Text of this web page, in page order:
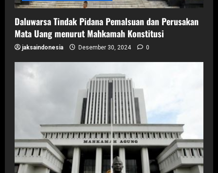
Daluwarsa Tindak Pidana Pemalsuan dan Perusakan
Mata Uang menurut Mahkamah Konstitusi
jaksaindonesia Desember 30, 2024 0